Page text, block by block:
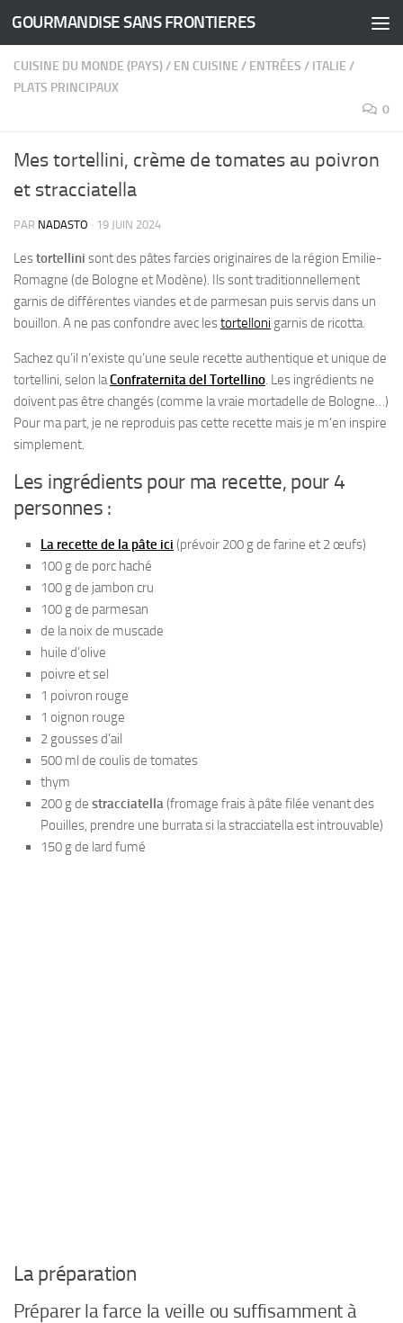
Skip to content
GOURMANDISE SANS FRONTIERES
CUISINE DU MONDE (PAYS)/ EN CUISINE / ENTRÉES / ITALIE /
PLATS PRINCIPAUX
0
Mes tortellini, crème de tomates au poivron
et stracciatella
PAR NADASTO · 19 JUIN 2024
Lestortellini sont des pâtes farcies originaires de la région Emilie-
Romagne (de Bologne et Modène). Ils sont traditionnellement
garnis de différentes viandes et de parmesan puis servis dans un
bouillon. A ne pas confondre avec lestortelloni garnis de ricotta.
Sachez qu’il n’existe qu’une seule recette authentique et unique de
tortellini, selon laConfraternita del Tortellino. Les ingrédients ne
doivent pas être changés (comme la vraie mortadelle de Bologne…)
Pour ma part, je ne reproduis pas cette recette mais je m’en inspire
simplement.
Les ingrédients pour ma recette, pour 4
personnes :
La recette de la pâte ici (prévoir 200 g de farine et 2 œufs)
100 g de porc haché
100 g de jambon cru
100 g de parmesan
de la noix de muscade
huile d’olive
poivre et sel
1 poivron rouge
1 oignon rouge
2 gousses d’ail
500 ml de coulis de tomates
thym
200 g de stracciatella(fromage frais à pâte filée venant des
Pouilles, prendre une burrata si la stracciatella est introuvable)
150 g de lard fumé
La préparation
Préparer la farce la veille ou suffisamment à